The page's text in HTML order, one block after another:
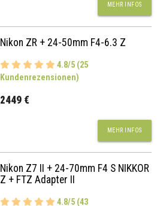
MEHR INFOS
Nikon ZR + 24-50mm F4-6.3 Z
4.8/5 (25
Kundenrezensionen)
2449 €
MEHR INFOS
Nikon Z7 II + 24-70mm F4 S NIKKOR
Z + FTZ Adapter II
4.8/5 (43